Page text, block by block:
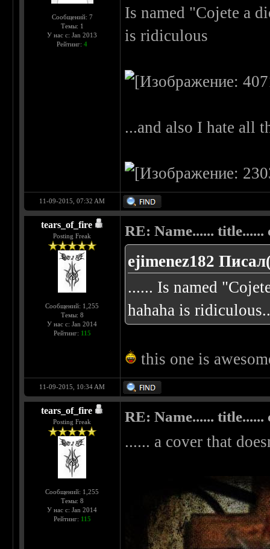
Сообщений: 7
Темы: 1
У нас с: Jan 2013
Рейтинг:4
Is named "Cojete a
is ridiculous
...and also I hate all
11-09-2015, 07:32 AM
tears_of_fire
Posting Freak
Сообщений: 1,255
Темы: 8
У нас с: Jan 2014
Рейтинг: 115
RE: Name...... title......
ejimenez182
...... Is named
hahaha is
this one is
11-09-2015, 10:34 AM
tears_of_fire
Posting Freak
Сообщений: 1,255
Темы: 8
У нас с: Jan 2014
Рейтинг: 115
RE: Name...... title......
...... a cover that